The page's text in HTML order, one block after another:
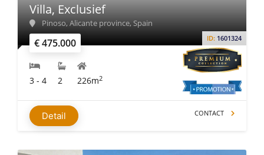
€ 475.000 ID: 1601324
Villa, Exclusief
Pinoso, Alicante province, Spain
3 - 4 2 226m2
Detail CONTACT